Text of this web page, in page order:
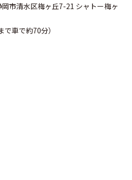
市清水区梅ヶ丘7-21 シャトー梅ヶ
で車で約70分）